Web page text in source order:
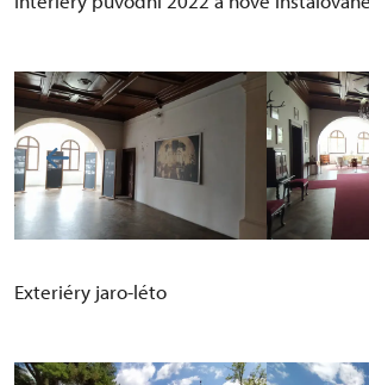
Exteriéry jaro-léto